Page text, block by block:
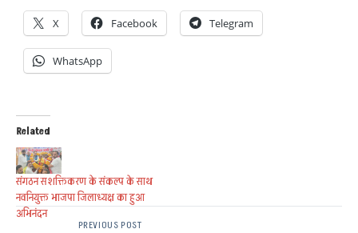
X Facebook Telegram
WhatsApp
Related
संगठन सशक्तिकरण के संकल्प के साथ
नवनियुक्त भाजपा जिलाध्यक्ष का हुआ
अभिनंदन
PREVIOUS POST